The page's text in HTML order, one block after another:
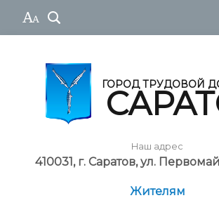
ГОРОД ТРУДОВОЙ
Наш адрес
410031, г. Саратов, ул.
Жителям